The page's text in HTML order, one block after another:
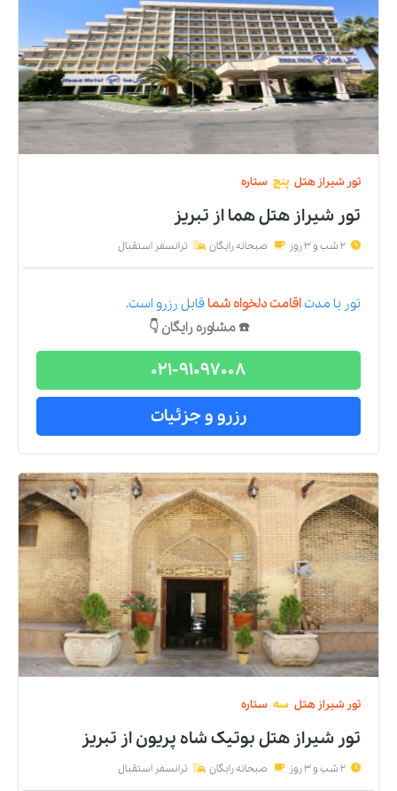
تور شیراز هتل پنج ستاره
تور شیراز هتل همااز تبریز
2 شب و 3 روز صبحانه رایگان ترانسفر استقبال
تور با مدتاقامت دلخواه شما قابل رزرو است.
☎️ مشاوره رایگان 👇
021-91097008
رزرو و جزئیات
تور شیراز هتل سه ستاره
تور شیراز هتل بوتیک شاه پریوناز تبریز
2 شب و 3 روز صبحانه رایگان ترانسفر استقبال